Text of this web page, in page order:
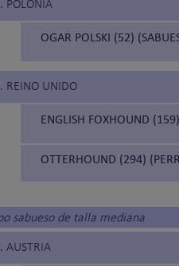
POLONIA
OGAR POLSKI (52)
REINO UNIDO
ENGLISH FOXHOUND
OTTERHOUND (294)
sabueso de talla mediana
AUSTRIA